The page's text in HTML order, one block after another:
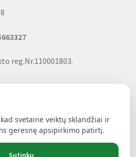
reg.Nr.110001803.
produktai, nuolaidos, uždarbio
galimybė
svetainė veiktų sklandžiai ir
geresnę apsipirkimo patirtį.
Sutinku